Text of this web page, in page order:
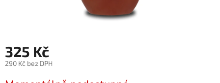
325 Kč
290 Kč bez DPH